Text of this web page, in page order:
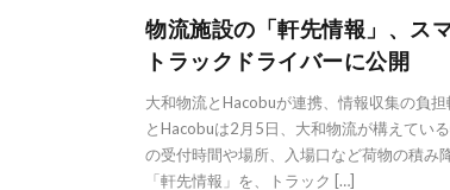
物流施設の「軒先情報」、ス
トラックドライバーに公開
大和物流とHacobuが連携、情報収集の負
とHacobuは2月5日、大和物流が構えてい
の受付時間や場所、入場口など荷物の積み
「軒先情報」を、トラック […]